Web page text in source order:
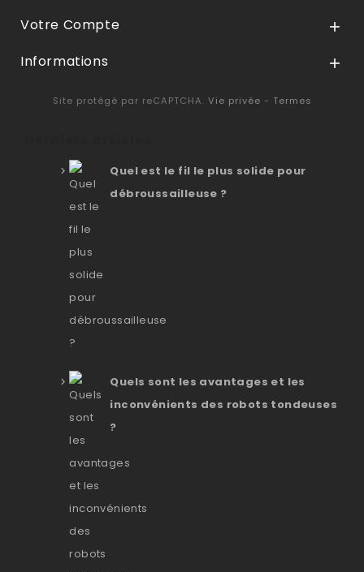
Votre Compte 
Informations 
Site protégé par reCAPTCHA. Vie privée - Termes
Quel est le fil le plus solide pour
débroussailleuse ?
Quels sont les avantages et les
inconvénients des robots tondeuses
?